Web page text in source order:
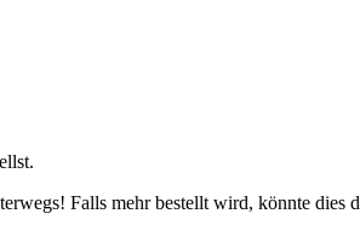
Falls mehr bestellt wird, könnte dies